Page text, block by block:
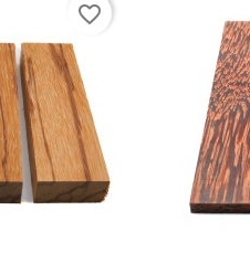
favorite_border